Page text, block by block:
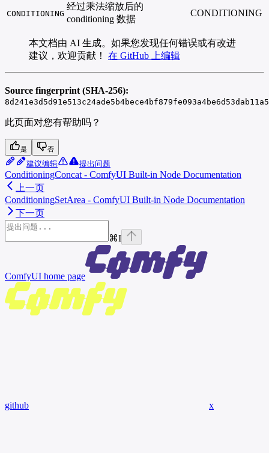
CONDITIONING
经过乘法缩放后的
conditioning 数据
CONDITIONING
本文档由 AI 生成。如果您发现任何错误或有改进
建议，欢迎贡献！ 在 GitHub 上编辑
Source fingerprint (SHA-256):
此页面对您有帮助吗？
是 否
建议编辑 提出问题
ConditioningConcat - ComfyUI Built-in Node Documentation
上一页
ConditioningSetArea - ComfyUI Built-in Node Documentation
下一页
⌘I
ComfyUI home page
github x